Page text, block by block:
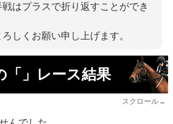
はプラスで折り返すことができ
しくお願い申し上げます。
「」レース結果
スクロール→